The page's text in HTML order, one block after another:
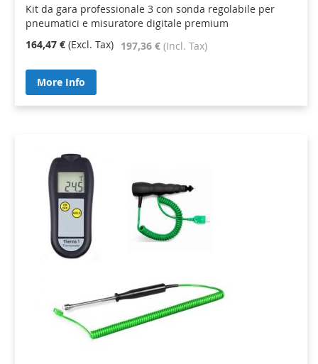
Kit da gara professionale 3 con sonda regolabile per
pneumatici e misuratore digitale premium
197,36 €
164,47 €
More Info